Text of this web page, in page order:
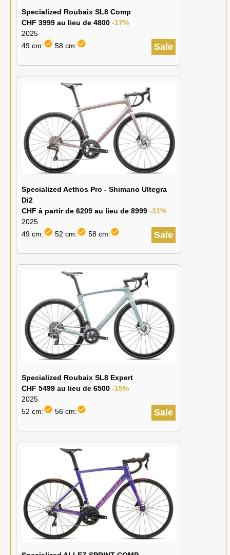
Specialized Roubaix SL8 Comp
CHF 3999 au lieu de 4800 -17%
2025
Sale
49 cm:check_circle 58 cm:check_circle
Specialized Aethos Pro - Shimano Ultegra
Di2
CHF à partir de 6209 au lieu de 8999 -31%
2025
Sale
49 cm:check_circle 52 cm:check_circle 58 cm:check_circle
Specialized Roubaix SL8 Expert
CHF 5499 au lieu de 6500 -15%
2025
Sale
52 cm:check_circle 56 cm:check_circle